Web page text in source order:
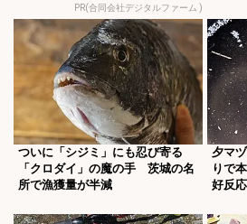
PR(合同会社デジタルファーム )
ついに「シジミ」にも忍び寄る
「クロダイ」の魔の手 茨城の名
所で漁獲量が半減
夕マ
りで
好反応